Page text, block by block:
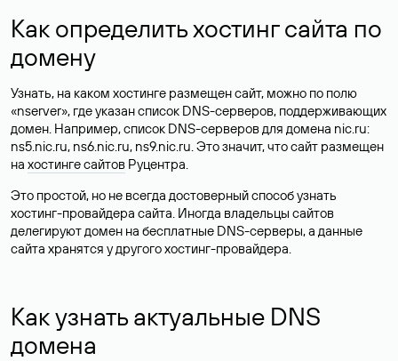
Как определить хостинг сайта по
домену
Узнать, на каком хостинге размещен сайт, можно по полю
«nserver», где указан список DNS-серверов, поддерживающих
домен. Например, список DNS-серверов для домена nic.ru:
ns5.nic.ru, ns6.nic.ru, ns9.nic.ru. Это значит, что сайт размещен
на хостинге сайтов Руцентра.
Это простой, но не всегда достоверный способ узнать
хостинг-провайдера сайта. Иногда владельцы сайтов
делегируют домен на бесплатные DNS-серверы, а данные
сайта хранятся у другого хостинг-провайдера.
Как узнать актуальные DNS
домена